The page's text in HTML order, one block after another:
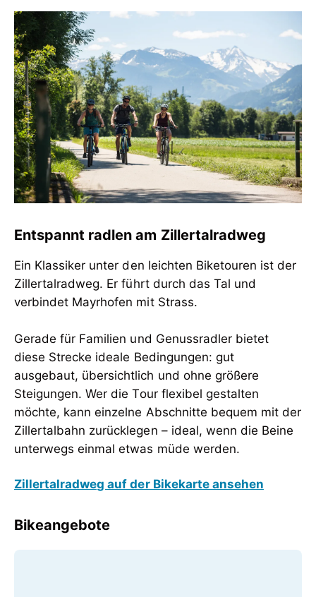
Entspannt radlen am Zillertalradweg
Ein Klassiker unter den leichten Biketouren ist der
Zillertalradweg. Er führt durch das Tal und
verbindet Mayrhofen mit Strass.
Gerade für Familien und Genussradler bietet
diese Strecke ideale Bedingungen: gut
ausgebaut, übersichtlich und ohne größere
Steigungen. Wer die Tour flexibel gestalten
möchte, kann einzelne Abschnitte bequem mit der
Zillertalbahn zurücklegen – ideal, wenn die Beine
unterwegs einmal etwas müde werden.
Zillertalradweg auf der Bikekarte ansehen
Bikeangebote